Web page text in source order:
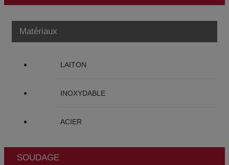
Matériaux
LAITON
INOXYDABLE
ACIER
SOUDAGE